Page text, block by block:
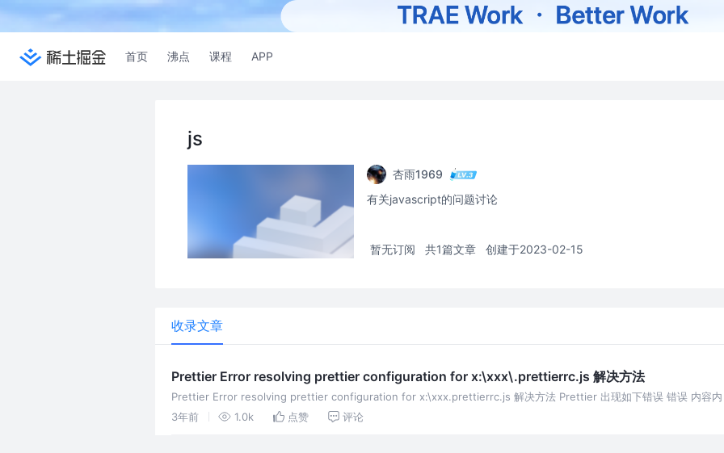
首页 沸点 课程 APP
js
杏雨1969
有关javascript的问题讨论
暂无订阅 共1篇文章 创建于2023-02-15
收录文章
Prettier Error resolving prettier configuration for x:\xxx\.prettierrc.js 解决方法
Prettier Error resolving prettier configuration for x:\xxx.prettierrc.js 解决方法 Prettier 出现如下错误 错误 内容内
3年前
1.0k 点赞 评论